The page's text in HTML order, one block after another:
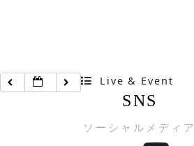
Live & Event
SNS
ソーシャルメディア